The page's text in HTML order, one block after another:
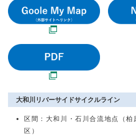
大和川リバーサイドサイクルライン
区間：大和川・石川合流地点（柏
区）